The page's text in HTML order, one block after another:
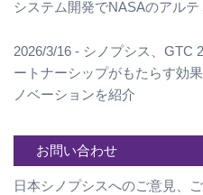
システム開発でNASAのアル
2026/3/16 - シノプシス、GTC
ートナーシップがもたらす効
ノベーションを紹介
お問い合わせ
日本シノプシスへのご意見、